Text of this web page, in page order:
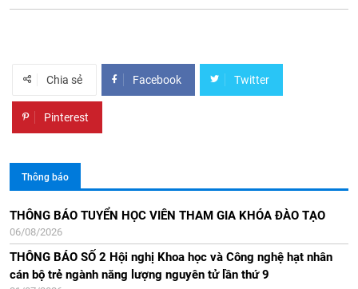
Chia sẻ Facebook Twitter
Pinterest
Thông báo
THÔNG BÁO TUYỂN HỌC VIÊN THAM GIA KHÓA ĐÀO TẠO
06/08/2026
THÔNG BÁO SỐ 2 Hội nghị Khoa học và Công nghệ hạt nhân
cán bộ trẻ ngành năng lượng nguyên tử lần thứ 9
Thông báo Kết quả xét đạt tiêu chuẩn chức danh phó giáo sư
tại HĐGSCS Viện NLNTVN năm 2025
21/07/2025
Thông báo về việc thẩm định năng lực ngoại ngữ của các ứng
Thông báo số 1 Hội nghị Khoa học và Công nghệ hạt nhân toàn
quốc lần thứ 16
23/12/2024
Thông báo lớp học Sẵn sàng ứng phó sự cố Bức xạ và Hạt nhân
Thông báo số 2: Hội nghị KHCNHN cán bộ trẻ ngành NLNT lần
thứ 8
19/07/2024
Thông báo về Lịch các phiên họp đánh giá báo cáo tổng quan